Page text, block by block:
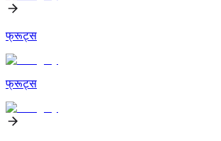
फ्रूट्स
फ्रूट्स